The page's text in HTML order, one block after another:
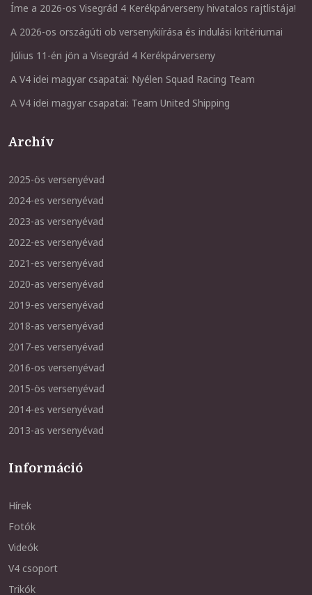
Íme a 2026-os Visegrád 4 Kerékpárverseny hivatalos rajtlistája!
A 2026-os országúti ob versenykiírása és indulási kritériumai
Július 11-én jön a Visegrád 4 Kerékpárverseny
A V4 idei magyar csapatai: Nyélen Squad Racing Team
A V4 idei magyar csapatai: Team United Shipping
Archív
2025-ös versenyévad
2024-es versenyévad
2023-as versenyévad
2022-es versenyévad
2021-es versenyévad
2020-as versenyévad
2019-es versenyévad
2018-as versenyévad
2017-es versenyévad
2016-os versenyévad
2015-ös versenyévad
2014-es versenyévad
2013-as versenyévad
Információ
Hírek
Fotók
Videók
V4 csoport
Trikók